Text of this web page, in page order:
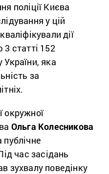
поліції Києва
у цій
дії
статті 152
яка
за
окружної
Ольга Колесникова
час засідань
зухвалу поведінку